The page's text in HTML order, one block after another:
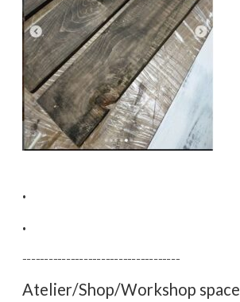
·
·
┈┈┈┈┈┈┈┈┈
Atelier/Shop/Workshop space